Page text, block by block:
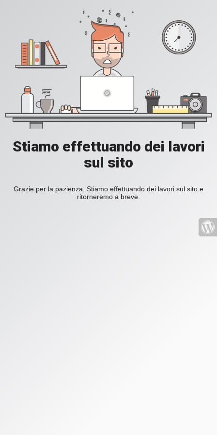
Stiamo effettuando dei lavori
sul sito
Grazie per la pazienza. Stiamo effettuando dei lavori sul sito e
ritorneremo a breve.